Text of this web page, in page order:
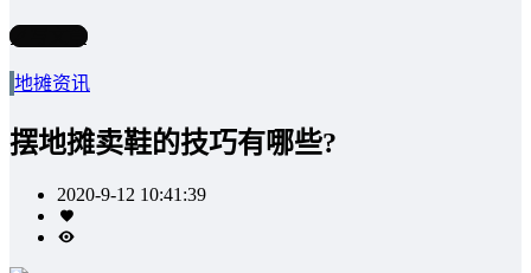
写文章
地摊资讯
摆地摊卖鞋的技巧有哪些?
2020-9-12 10:41:39